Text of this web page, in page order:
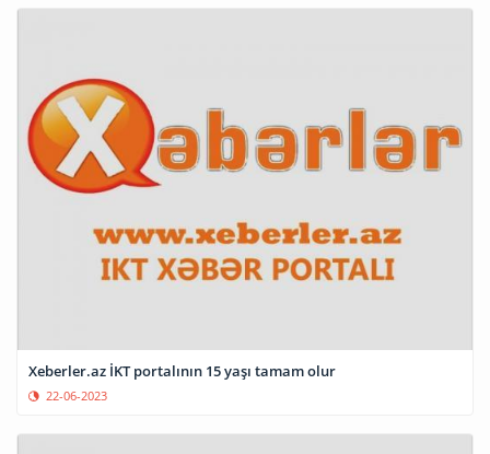
Xeberler.az İKT portalının 15 yaşı tamam olur
22-06-2023